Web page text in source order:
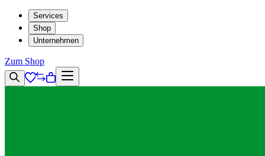
Services
Shop
Unternehmen
Zum Shop